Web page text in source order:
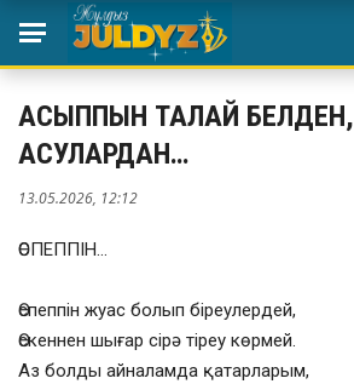
АСЫППЫН ТАЛАЙ БЕЛДЕН,
АСУЛАРДАН…
13.05.2026, 12:12
ӨСПЕППІН…
Өспеппін жуас болып біреулердей,
Өскеннен шығар сірә тіреу көрмей.
Аз болды айналамда қатарларым,